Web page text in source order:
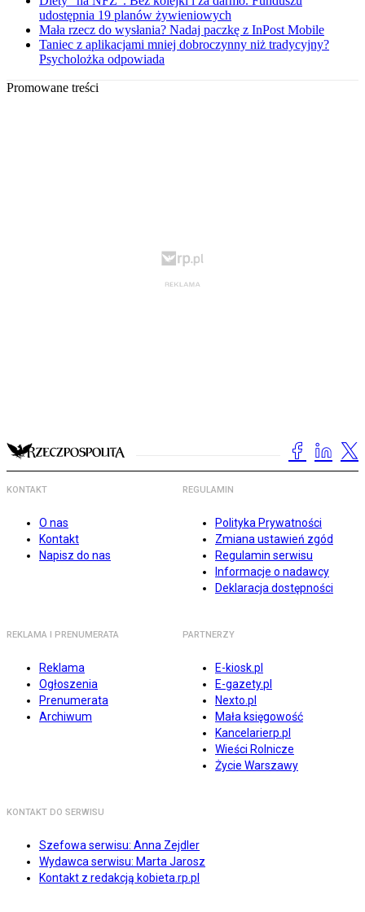
udostępnia 19 planów żywieniowych
Mała rzecz do wysłania? Nadaj paczkę z InPost Mobile
Taniec z aplikacjami mniej dobroczynny niż tradycyjny?
Psycholożka odpowiada
Promowane treści
KONTAKT
O nas
Kontakt
Napisz do nas
REGULAMIN
Polityka Prywatności
Zmiana ustawień zgód
Regulamin serwisu
Informacje o nadawcy
Deklaracja dostępności
REKLAMA I PRENUMERATA
Reklama
Ogłoszenia
Prenumerata
Archiwum
PARTNERZY
E-kiosk.pl
E-gazety.pl
Nexto.pl
Mała księgowość
Kancelarierp.pl
Wieści Rolnicze
Życie Warszawy
KONTAKT DO SERWISU
Szefowa serwisu: Anna Zejdler
Wydawca serwisu: Marta Jarosz
Kontakt z redakcją kobieta.rp.pl